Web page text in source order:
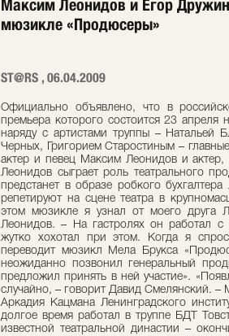
Максим Леонидов и Егор
мюзикле «Продюсеры»
ST@RS , 06.04.2009
Официально объявлено, что в
премьера которого состоится 23 апреля
наряду с артистами труппы – Натальей
Черных, Григорием Старостиным –
актер и певец Максим Леонидов и
Леонидов сыграет роль театрального
предстанет в образе робкого
репетируют на сцене театра в
этом мюзикле я узнал от моего друга
Леонидов. – На гастролях он работал с
жутко хохотал при этом. Когда я
переводит мюзикл Мела Брукса
неожиданно позвонил генеральный
предложил принять в ней участие».
случайно, – говорит Давид Смелянский. –
Аркадия Кацмана Ленинградского
долгое время работал в труппе БДТ
известной театральной династии –